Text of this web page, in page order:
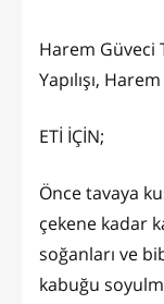
Harem Güveci
Yapılışı,
ETİ İÇİN;
Önce tavaya
çekene kadar
soğanları ve
kabuğu